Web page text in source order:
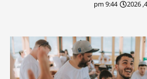
9:44 pm